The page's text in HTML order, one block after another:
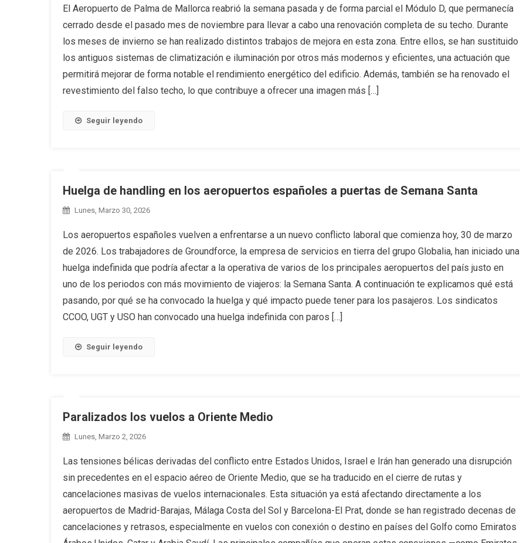
El Aeropuerto de Palma de Mallorca reabrió la semana pasada y de forma parcial el Módulo D, que permanecía
cerrado desde el pasado mes de noviembre para llevar a cabo una renovación completa de su techo. Durante
los meses de invierno se han realizado distintos trabajos de mejora en esta zona. Entre ellos, se han sustituido
los antiguos sistemas de climatización e iluminación por otros más modernos y eficientes, una actuación que
permitirá mejorar de forma notable el rendimiento energético del edificio. Además, también se ha renovado el
revestimiento del falso techo, lo que contribuye a ofrecer una imagen más […]
Seguir leyendo
Huelga de handling en los aeropuertos españoles a puertas de Semana Santa
Lunes, Marzo 30, 2026
Los aeropuertos españoles vuelven a enfrentarse a un nuevo conflicto laboral que comienza hoy, 30 de marzo
de 2026. Los trabajadores de Groundforce, la empresa de servicios en tierra del grupo Globalia, han iniciado una
huelga indefinida que podría afectar a la operativa de varios de los principales aeropuertos del país justo en
uno de los periodos con más movimiento de viajeros: la Semana Santa. A continuación te explicamos qué está
pasando, por qué se ha convocado la huelga y qué impacto puede tener para los pasajeros. Los sindicatos
CCOO, UGT y USO han convocado una huelga indefinida con paros […]
Seguir leyendo
Paralizados los vuelos a Oriente Medio
Lunes, Marzo 2, 2026
Las tensiones bélicas derivadas del conflicto entre Estados Unidos, Israel e Irán han generado una disrupción
sin precedentes en el espacio aéreo de Oriente Medio, que se ha traducido en el cierre de rutas y
cancelaciones masivas de vuelos internacionales. Esta situación ya está afectando directamente a los
aeropuertos de Madrid-Barajas, Málaga Costa del Sol y Barcelona-El Prat, donde se han registrado decenas de
cancelaciones y retrasos, especialmente en vuelos con conexión o destino en países del Golfo como Emiratos